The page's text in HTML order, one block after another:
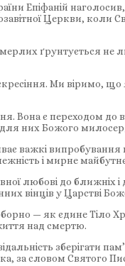
Епіфаній
Церкви, коли
ґрунтується не
Ми віримо, що
є переходом до
них Божого
важкі
і мирне
любові до
вінців у Царстві
— як єдине Тіло
над смертю.
зберігати
за словом Святого